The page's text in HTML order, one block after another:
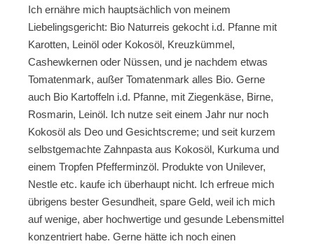
Ich ernähre mich hauptsächlich von meinem
Liebelingsgericht: Bio Naturreis gekocht i.d. Pfanne mit
Karotten, Leinöl oder Kokosöl, Kreuzkümmel,
Cashewkernen oder Nüssen, und je nachdem etwas
Tomatenmark, außer Tomatenmark alles Bio. Gerne
auch Bio Kartoffeln i.d. Pfanne, mit Ziegenkäse, Birne,
Rosmarin, Leinöl. Ich nutze seit einem Jahr nur noch
Kokosöl als Deo und Gesichtscreme; und seit kurzem
selbstgemachte Zahnpasta aus Kokosöl, Kurkuma und
einem Tropfen Pfefferminzöl. Produkte von Unilever,
Nestle etc. kaufe ich überhaupt nicht. Ich erfreue mich
übrigens bester Gesundheit, spare Geld, weil ich mich
auf wenige, aber hochwertige und gesunde Lebensmittel
konzentriert habe. Gerne hätte ich noch einen